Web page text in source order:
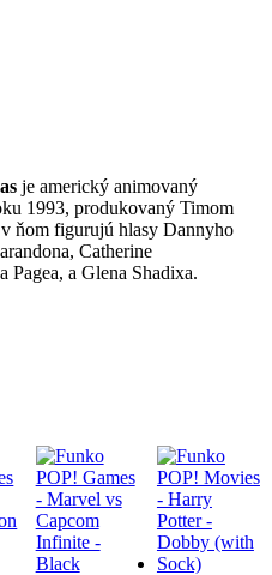
je americký animovaný
1993, produkovaný Timom
ňom figurujú hlasy Dannyho
Catherine
a Glena Shadixa.